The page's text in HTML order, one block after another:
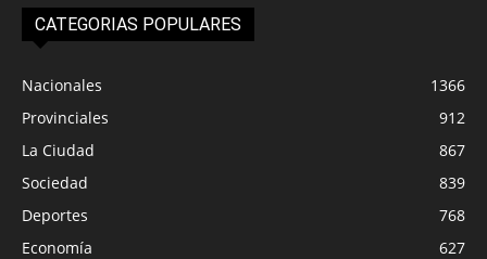
CATEGORIAS POPULARES
Nacionales
1366
Provinciales
912
La Ciudad
867
Sociedad
839
Deportes
768
Economía
627